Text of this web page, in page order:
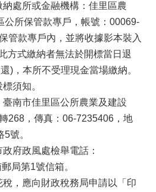
處所或金融機構：佳里區農
公所保管款專戶，帳號：00069-
管款專戶內，並將收據影本裝入
方式繳納者無法於開標當日退
)，本所不受理現金當場繳納。
須知。
南市佳里區公所農業及建設
268，傳真：06-7235406，地
號。
府政風處檢舉電話：
局第1號信箱。
，應向財政稅務局申請以「印